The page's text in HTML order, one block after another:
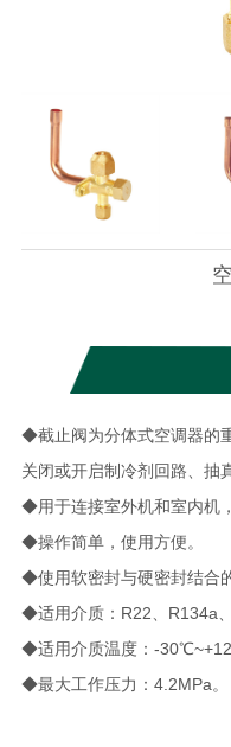
◆截止阀为分体式空调器的
关闭或开启制冷剂回路、抽
◆用于连接室外机和室内机
◆操作简单，使用方便。
◆使用软密封与硬密封结合
◆适用介质：R22、R134a
◆适用介质温度：-
◆最大工作压力：4.2MPa。